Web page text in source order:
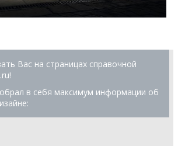
Вас на страницах справочной
в себя максимум информации об